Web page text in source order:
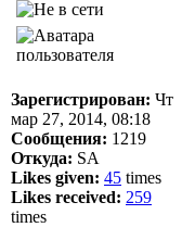
Зарегистрирован: Чт
мар 27, 2014, 08:18
Сообщения: 1219
Откуда: SA
Likes given: 45 times
Likes received: 259
times